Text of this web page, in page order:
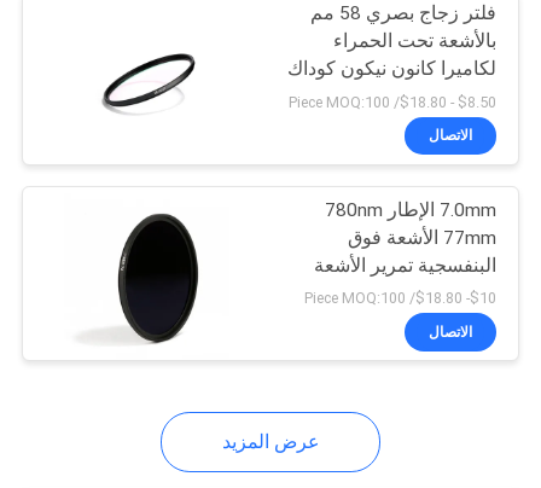
فلتر زجاج بصري 58 مم
بالأشعة تحت الحمراء
لكاميرا كانون نيكون كوداك
$8.50 - $18.80/ Piece MOQ:100
الاتصال
7.0mm الإطار 780nm
77mm الأشعة فوق
البنفسجية تمرير الأشعة
تحت الحمراء مرشح عدسة
$10- $18.80/ Piece MOQ:100
الاتصال
عرض المزيد